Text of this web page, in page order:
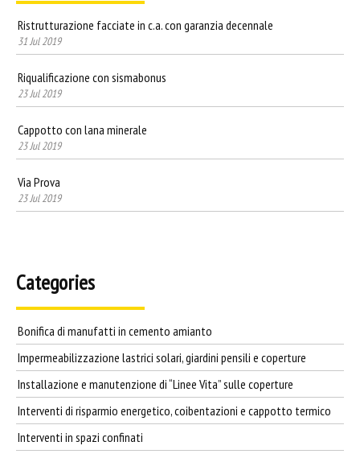
Ristrutturazione facciate in c.a. con garanzia decennale
31 Jul 2019
Riqualificazione con sismabonus
23 Jul 2019
Cappotto con lana minerale
23 Jul 2019
Via Prova
23 Jul 2019
Categories
Bonifica di manufatti in cemento amianto
Impermeabilizzazione lastrici solari, giardini pensili e coperture
Installazione e manutenzione di “Linee Vita” sulle coperture
Interventi di risparmio energetico, coibentazioni e cappotto termico
Interventi in spazi confinati